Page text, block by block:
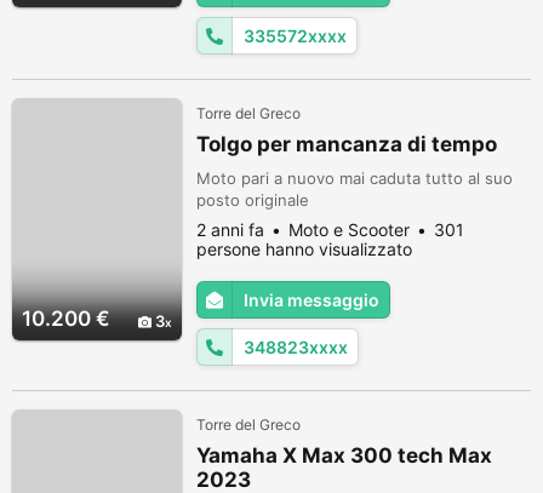
335572xxxx
10.200 € 3
Torre del Greco
Tolgo per mancanza di tempo
Moto pari a nuovo mai caduta tutto al suo
posto originale
2 anni fa Moto e Scooter
301
persone hanno visualizzato
Invia messaggio
348823xxxx
Torre del Greco
Yamaha X Max 300 tech Max
2023